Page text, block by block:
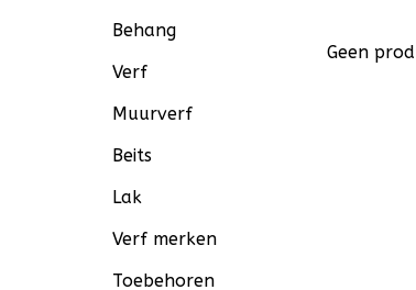
Behang
Verf
Muurverf
Beits
Lak
Verf merken
Toebehoren
Geen